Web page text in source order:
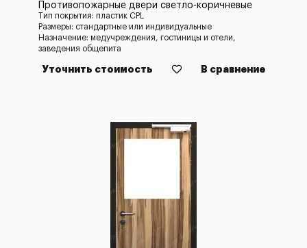
Противопожарные двери светло-коричневые
Тип покрытия: пластик CPL
Размеры: стандартные или индивидуальные
Назначение: медучреждения, гостиницы и отели,
заведения общепита
Уточнить стоимость В сравнение